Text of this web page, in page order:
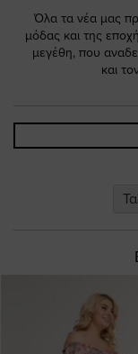
Όλα τα νέα μας
μόδας και της
μεγέθη, που
και